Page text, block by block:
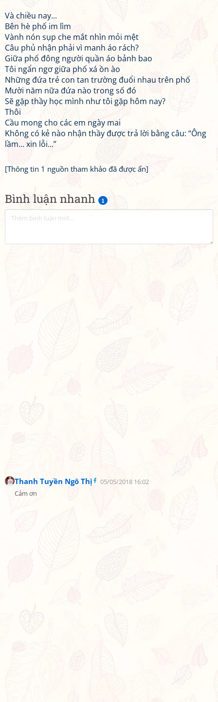
Bình luận nhanh 1
Thanh Tuyền Ngô Thị
05/05/2018 16:02
Cảm ơn
Và chiều nay...
Bên hè phố im lìm
Vành nón sụp che mắt nhìn mỏi mệt
Câu phủ nhận phải vì manh áo rách?
Giữa phố đông người quần áo bảnh bao
Tôi ngẩn ngơ giữa phố xá ồn ào
Những đứa trẻ con tan trường đuổi nhau trên phố
Mười năm nữa đứa nào trong số đó
Sẽ gặp thầy học mình như tôi gặp hôm nay?
Thôi
Cầu mong cho các em ngày mai
Không có kẻ nào nhận thầy được trả lời bằng câu: “Ông
lầm... xin lỗi...”
[Thông tin 1 nguồn tham khảo đã được ẩn]